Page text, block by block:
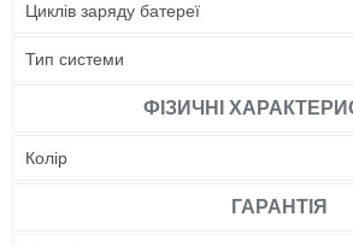
Циклів заряду батереї
Тип системи
ФІЗИЧНІ
Колір
ГАРАНТІЯ